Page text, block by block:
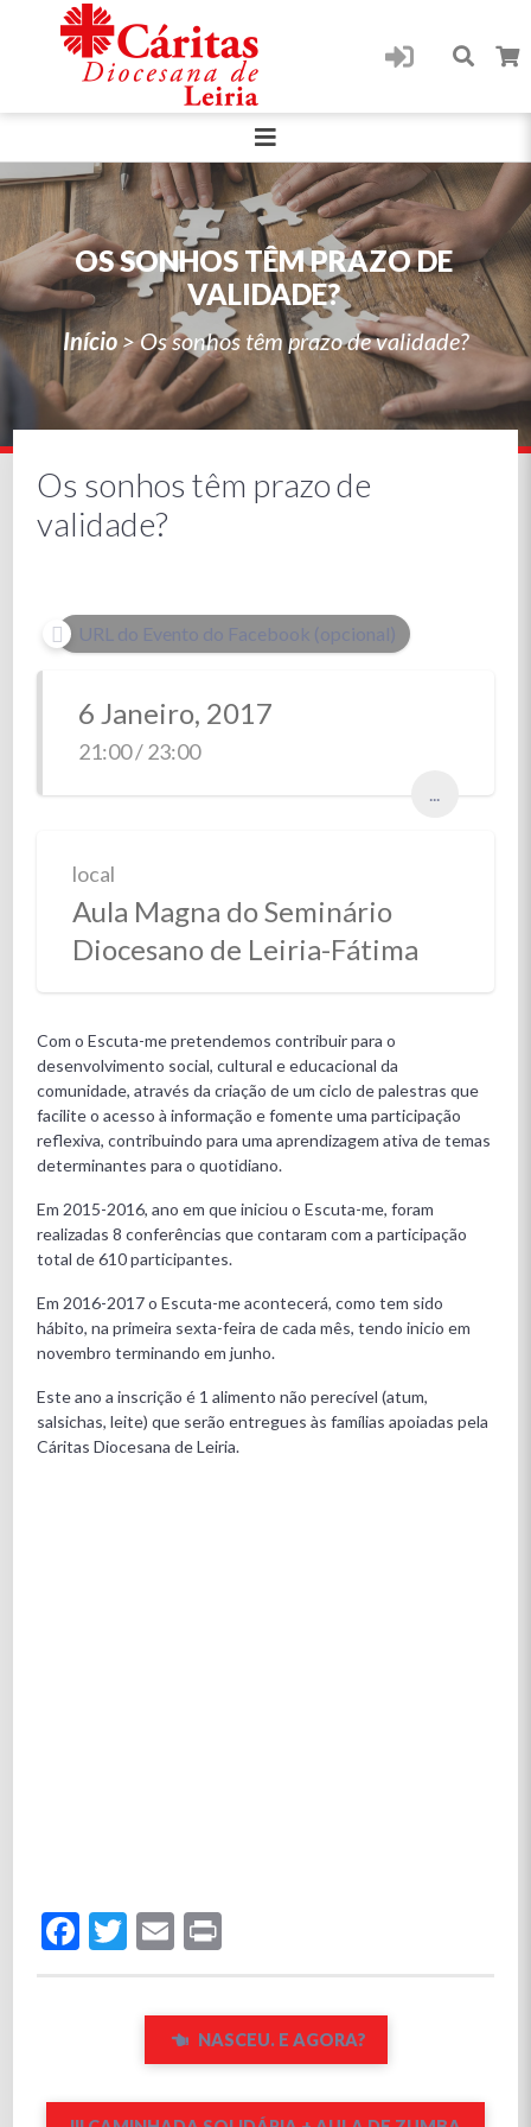
OS SONHOS TÊM PRAZO DE
VALIDADE?
Início >Os sonhos têm prazo de validade?
Os sonhos têm prazo de
validade?
URL do Evento do Facebook (opcional)
6 Janeiro, 2017
21:00 / 23:00
...
local
Aula Magna do Seminário
Diocesano de Leiria-Fátima
Com o Escuta-me pretendemos contribuir para o
desenvolvimento social, cultural e educacional da
comunidade, através da criação de um ciclo de palestras que
facilite o acesso à informação e fomente uma participação
reflexiva, contribuindo para uma aprendizagem ativa de temas
determinantes para o quotidiano.
Em 2015-2016, ano em que iniciou o Escuta-me, foram
realizadas 8 conferências que contaram com a participação
total de 610 participantes.
Em 2016-2017 o Escuta-me acontecerá, como tem sido
hábito, na primeira sexta-feira de cada mês, tendo inicio em
novembro terminando em junho.
Este ano a inscrição é 1 alimento não perecível (atum,
salsichas, leite) que serão entregues às famílias apoiadas pela
Cáritas Diocesana de Leiria.
Facebook
Twitter
Email
NASCEU. E AGORA?